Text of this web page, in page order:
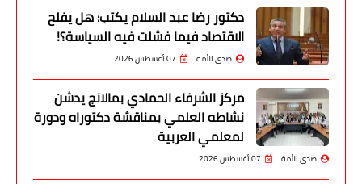
دكتور رضا عبد السلام يكتب: هل يفلح
الاقتصاد فيما فشلت فيه السياسة؟!
صدى الأمة 07 أغسطس 2026
مركز الشرفاء الحمادي بمالانج يدشن
نشاطه العلمي بمناقشة دكتوراه ودورة
لمعلمي العربية
صدى الأمة 07 أغسطس 2026